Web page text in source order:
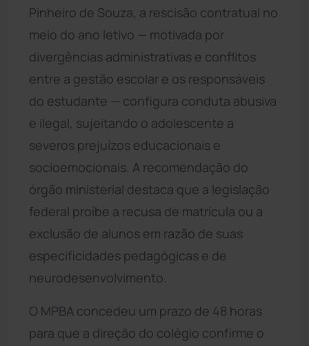
Pinheiro de Souza, a rescisão contratual no
meio do ano letivo — motivada por
divergências administrativas e conflitos
entre a gestão escolar e os responsáveis
do estudante — configura conduta abusiva
e ilegal, sujeitando o adolescente a
severos prejuízos educacionais e
socioemocionais. A recomendação do
órgão ministerial destaca que a legislação
federal proíbe a recusa de matrícula ou a
exclusão de alunos em razão de suas
especificidades pedagógicas e de
neurodesenvolvimento.
O MPBA concedeu um prazo de 48 horas
para que a direção do colégio confirme o